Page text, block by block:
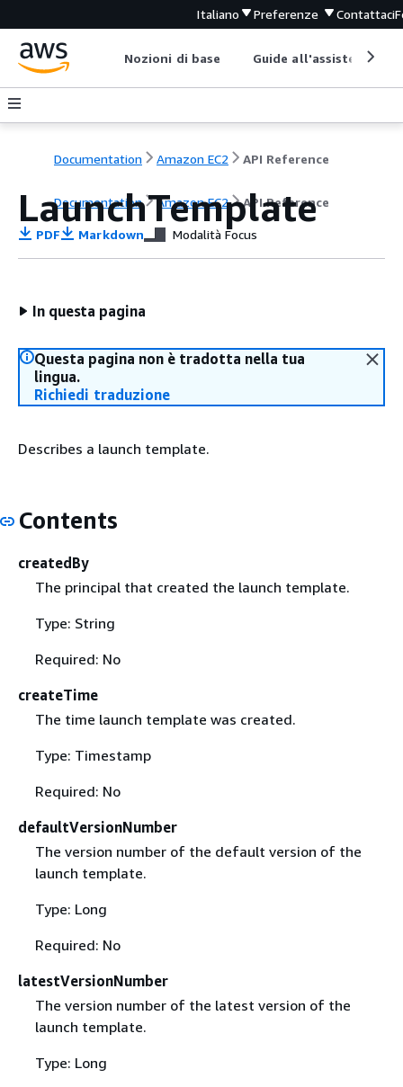
Italiano Preferenze Contattaci
Nozioni di base Guide all'assistenza
Documentation Amazon EC2 API Reference
Documentation Amazon EC2 API Reference
LaunchTemplate
PDF Markdown Modalità Focus
In questa pagina
Questa pagina non è tradotta nella tua
lingua.
Richiedi traduzione
Describes a launch template.
Contents
createdBy
The principal that created the launch template.
Type: String
Required: No
createTime
The time launch template was created.
Type: Timestamp
Required: No
defaultVersionNumber
The version number of the default version of the
launch template.
Type: Long
Required: No
latestVersionNumber
The version number of the latest version of the
launch template.
Type: Long